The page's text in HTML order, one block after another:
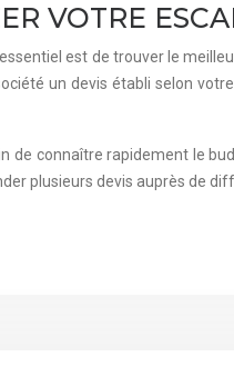
VOTRE
est de trouver le
un devis établi selon
de connaître rapidement le
plusieurs devis auprès de